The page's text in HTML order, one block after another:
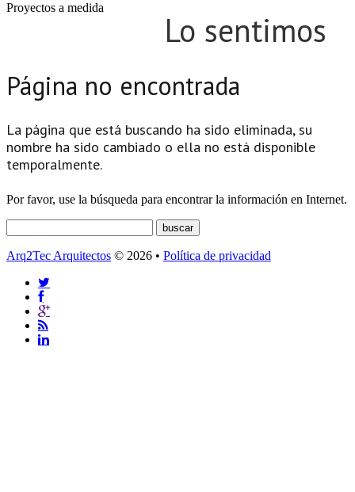
Proyectos a medida
Lo sentimos
Página no encontrada
La página que está buscando ha sido eliminada, su
nombre ha sido cambiado o ella no está disponible
temporalmente.
Por favor, use la búsqueda para encontrar la información en Internet.
Arq2Tec Arquitectos © 2026 • Política de privacidad